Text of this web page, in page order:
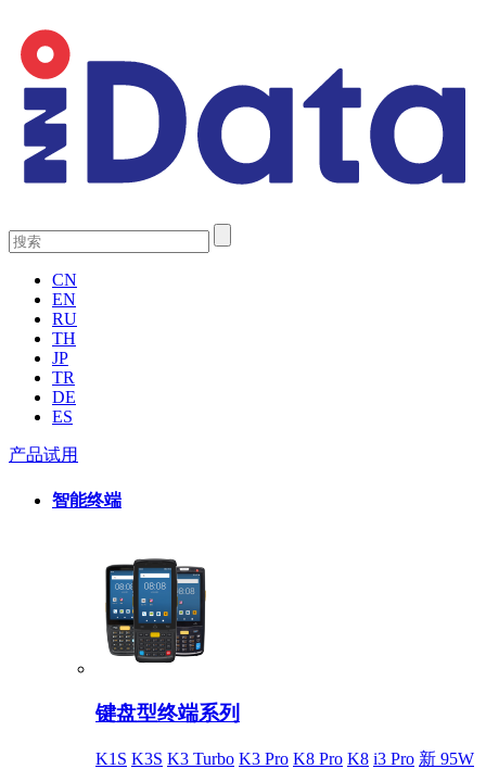
CN
EN
RU
TH
JP
TR
DE
ES
产品试用
智能终端
键盘型终端系列
K1S K3S K3 Turbo K3 Pro K8 Pro K8 i3 Pro 新 95W